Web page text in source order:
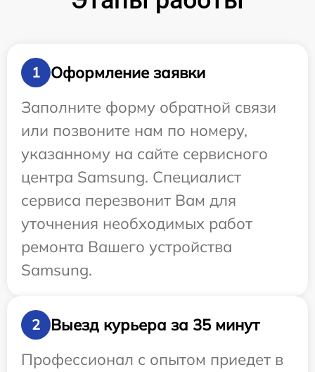
1
Оформление заявки
Заполните форму обратной связи
или позвоните нам по номеру,
указанному на сайте сервисного
центра Samsung. Специалист
сервиса перезвонит Вам для
уточнения необходимых работ
ремонта Вашего устройства
Samsung.
2
Выезд курьера за 35 минут
Профессионал с опытом приедет в